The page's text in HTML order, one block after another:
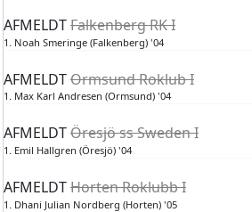
AFMELDTFalkenberg RK I
1. Noah Smeringe (Falkenberg) '04
AFMELDTOrmsund Roklub I
1. Max Karl Andresen (Ormsund) '04
AFMELDTÖresjö ss Sweden I
1. Emil Hallgren (Öresjö) '04
AFMELDTHorten Roklubb I
1. Dhani Julian Nordberg (Horten) '05